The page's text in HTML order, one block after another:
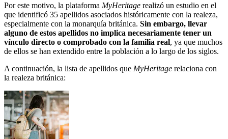
Por este motivo, la plataforma MyHeritage realizó un estudio en el
que identificó 35 apellidos asociados históricamente con la realeza,
especialmente con la monarquía británica. Sin embargo, llevar
alguno de estos apellidos no implica necesariamente tener un
vínculo directo o comprobado con la familia real, ya que muchos
de ellos se han extendido entre la población a lo largo de los siglos.
A continuación, la lista de apellidos que MyHeritage relaciona con
la realeza británica: